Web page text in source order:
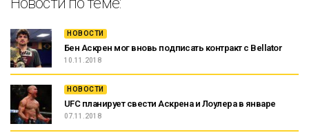
НОВОСТИ
Бен Аскрен мог вновь подписать контракт с Bellator
10.11.2018
НОВОСТИ
UFC планирует свести Аскрена и Лоулера в январе
07.11.2018